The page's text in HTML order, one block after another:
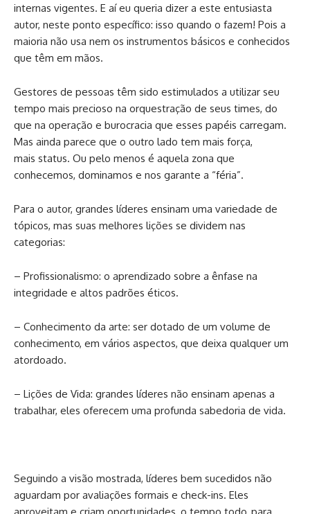
internas vigentes. E aí eu queria dizer a este entusiasta
autor, neste ponto específico: isso quando o fazem! Pois a
maioria não usa nem os instrumentos básicos e conhecidos
que têm em mãos.
Gestores de pessoas têm sido estimulados a utilizar seu
tempo mais precioso na orquestração de seus times, do
que na operação e burocracia que esses papéis carregam.
Mas ainda parece que o outro lado tem mais força,
mais status. Ou pelo menos é aquela zona que
conhecemos, dominamos e nos garante a “féria”.
Para o autor, grandes líderes ensinam uma variedade de
tópicos, mas suas melhores lições se dividem nas
categorias:
– Profissionalismo: o aprendizado sobre a ênfase na
integridade e altos padrões éticos.
– Conhecimento da arte: ser dotado de um volume de
conhecimento, em vários aspectos, que deixa qualquer um
atordoado.
– Lições de Vida: grandes líderes não ensinam apenas a
trabalhar, eles oferecem uma profunda sabedoria de vida.
Seguindo a visão mostrada, líderes bem sucedidos não
aguardam por avaliações formais e check-ins. Eles